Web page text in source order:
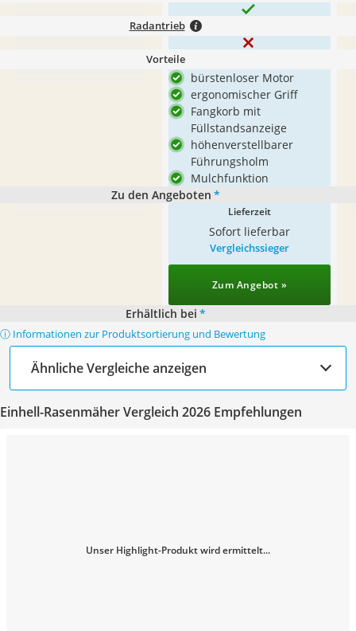
Radantrieb
Vorteile
bürstenloser Motor
ergonomischer Griff
Fangkorb mit
Füllstandsanzeige
höhenverstellbarer
Führungsholm
Mulchfunktion
Zu den Angeboten *
Lieferzeit
Sofort lieferbar
Vergleichssieger
Zum Angebot »
Erhältlich bei *
ⓘ Informationen zur Produktsortierung und Bewertung
Ähnliche Vergleiche anzeigen
Einhell-Rasenmäher Vergleich 2026 Empfehlungen
Unser Highlight-Produkt wird ermittelt...